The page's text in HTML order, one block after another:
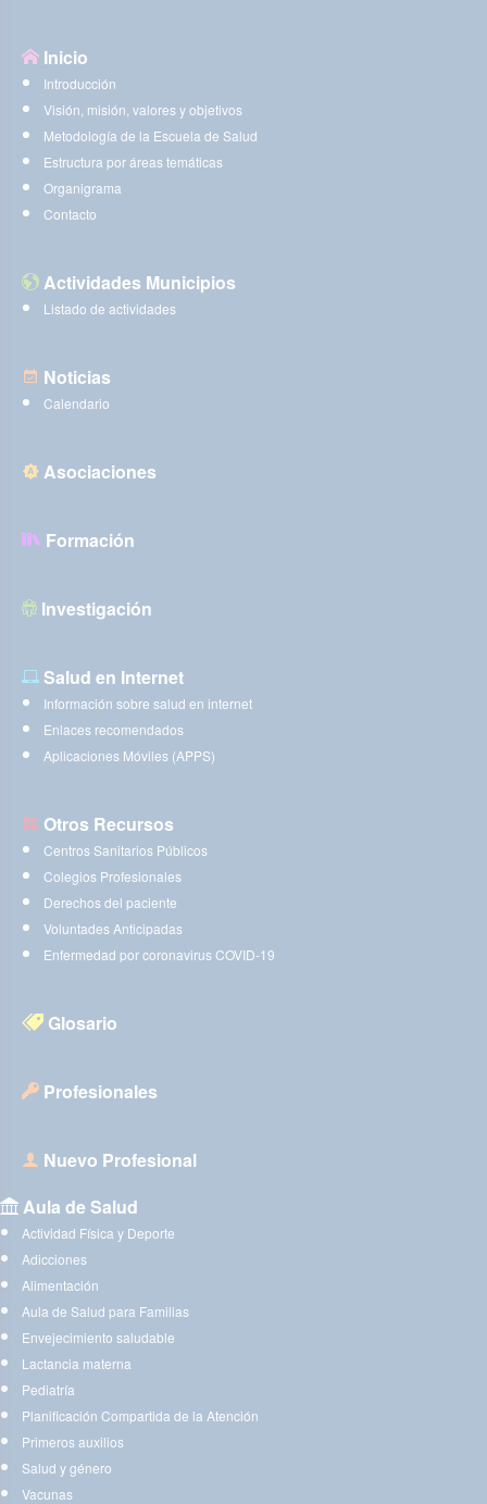
Inicio
Introducción
Visión, misión, valores y objetivos
Metodología de la Escuela de Salud
Estructura por áreas temáticas
Organigrama
Contacto
Actividades Municipios
Listado de actividades
Noticias
Calendario
Asociaciones
Formación
Investigación
Salud en Internet
Información sobre salud en internet
Enlaces recomendados
Aplicaciones Móviles (APPS)
Otros Recursos
Centros Sanitarios Públicos
Colegios Profesionales
Derechos del paciente
Voluntades Anticipadas
Enfermedad por coronavirus COVID-19
Glosario
Profesionales
Nuevo Profesional
Aula de Salud
Actividad Física y Deporte
Adicciones
Alimentación
Aula de Salud para Familias
Envejecimiento saludable
Lactancia materna
Pediatría
Planificación Compartida de la Atención
Primeros auxilios
Salud y género
Vacunas